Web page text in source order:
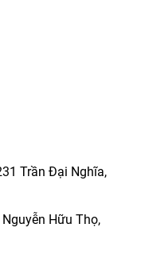
Trần Đại Nghĩa,
Hữu Thọ,